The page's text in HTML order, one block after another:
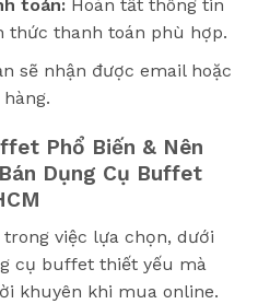
toán:Hoàn tất thông tin
thức thanh toán phù hợp.
sẽ nhận được email hoặc
Phổ Biến & Nên
Dụng Cụ Buffet
việc lựa chọn, dưới
cụ buffet thiết yếu mà
khuyên khi mua online.